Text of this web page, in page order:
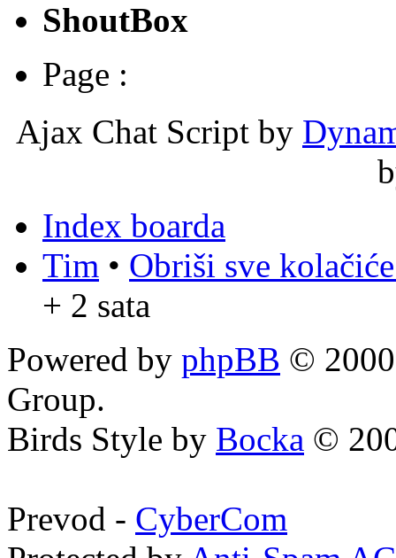
ShoutBox
Page :
Ajax Chat Script by
Index boarda
Tim • Obriši sve
+ 2 sata
Powered by phpBB ©
Group.
Birds Style by Bocka ©
Prevod - CyberCom